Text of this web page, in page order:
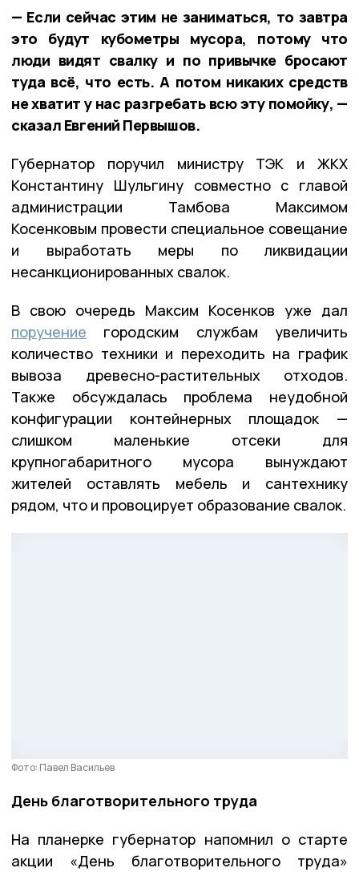
— Если сейчас этим не заниматься, то завтра
это будут кубометры мусора, потому что
люди видят свалку и по привычке бросают
туда всё, что есть. А потом никаких средств
не хватит у нас разгребать всю эту помойку, —
сказал Евгений Первышов.
Губернатор поручил министру ТЭК и ЖКХ
Константину Шульгину совместно с главой
администрации Тамбова Максимом
Косенковым провести специальное совещание
и выработать меры по ликвидации
несанкционированных свалок.
В свою очередь Максим Косенков уже дал
поручение городским службам увеличить
количество техники и переходить на график
вывоза древесно-растительных отходов.
Также обсуждалась проблема неудобной
конфигурации контейнерных площадок —
слишком маленькие отсеки для
крупногабаритного мусора вынуждают
жителей оставлять мебель и сантехнику
рядом, что и провоцирует образование свалок.
Фото: Павел Васильев
День благотворительного труда
На планерке губернатор напомнил о старте
акции «День благотворительного труда»